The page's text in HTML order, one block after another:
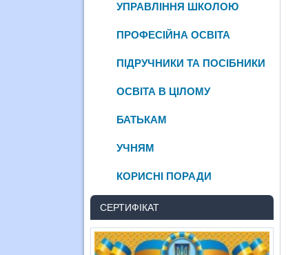
УПРАВЛІННЯ ШКОЛОЮ
ПРОФЕСІЙНА ОСВІТА
ПІДРУЧНИКИ ТА ПОСІБНИКИ
ОСВІТА В ЦІЛОМУ
БАТЬКАМ
УЧНЯМ
КОРИСНІ ПОРАДИ
СЕРТИФІКАТ